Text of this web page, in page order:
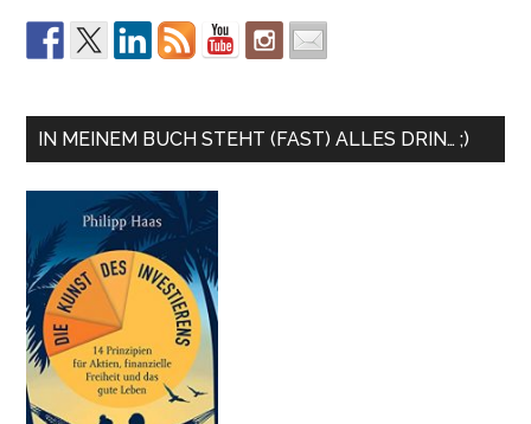
IN MEINEM BUCH STEHT (FAST) ALLES DRIN… ;)